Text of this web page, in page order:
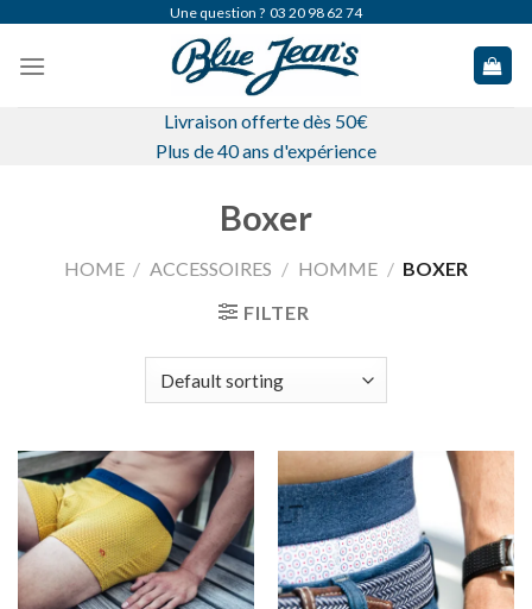
content
Une question ? 03 20 98 62 74
Livraison offerte dès 50€
Plus de 40 ans d'expérience
Boxer
HOME / ACCESSOIRES / HOMME / BOXER
FILTER